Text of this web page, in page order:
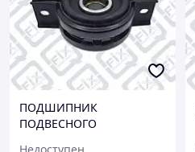
ПОДШИПНИК
ПОДВЕСНОГО